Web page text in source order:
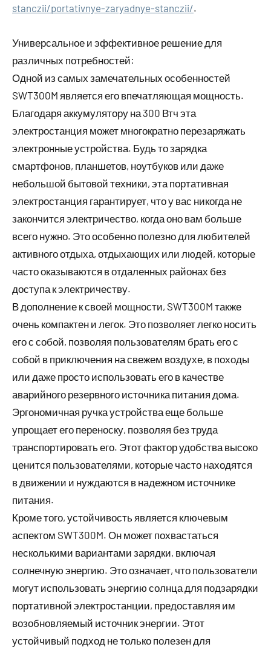
stanczii/portativnye-zaryadnye-stanczii/.
Универсальное и эффективное решение для
различных потребностей:
Одной из самых замечательных особенностей
SWT300M является его впечатляющая мощность.
Благодаря аккумулятору на 300 Втч эта
электростанция может многократно перезаряжать
электронные устройства. Будь то зарядка
смартфонов, планшетов, ноутбуков или даже
небольшой бытовой техники, эта портативная
электростанция гарантирует, что у вас никогда не
закончится электричество, когда оно вам больше
всего нужно. Это особенно полезно для любителей
активного отдыха, отдыхающих или людей, которые
часто оказываются в отдаленных районах без
доступа к электричеству.
В дополнение к своей мощности, SWT300M также
очень компактен и легок. Это позволяет легко носить
его с собой, позволяя пользователям брать его с
собой в приключения на свежем воздухе, в походы
или даже просто использовать его в качестве
аварийного резервного источника питания дома.
Эргономичная ручка устройства еще больше
упрощает его переноску, позволяя без труда
транспортировать его. Этот фактор удобства высоко
ценится пользователями, которые часто находятся
в движении и нуждаются в надежном источнике
питания.
Кроме того, устойчивость является ключевым
аспектом SWT300M. Он может похвастаться
несколькими вариантами зарядки, включая
солнечную энергию. Это означает, что пользователи
могут использовать энергию солнца для подзарядки
портативной электростанции, предоставляя им
возобновляемый источник энергии. Этот
устойчивый подход не только полезен для